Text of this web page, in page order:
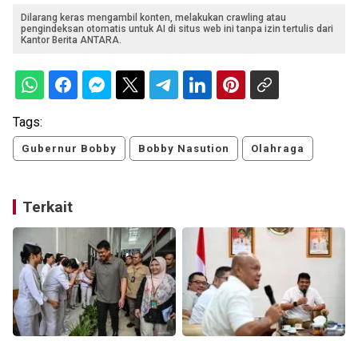
Dilarang keras mengambil konten, melakukan crawling atau
pengindeksan otomatis untuk AI di situs web ini tanpa izin tertulis dari
Kantor Berita ANTARA.
Tags:
Gubernur Bobby Bobby Nasution Olahraga
Terkait